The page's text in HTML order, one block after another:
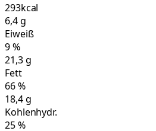
293kcal
6,4g
Eiweiß
9%
21,3g
Fett
66%
18,4g
Kohlenhydr.
25%